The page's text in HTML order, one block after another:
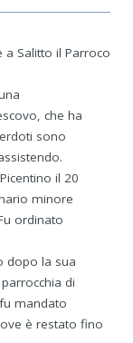
Salitto il Parroco
che ha
sono
il 20
minore
ordinato
dopo la sua
di
mandato
è restato fino